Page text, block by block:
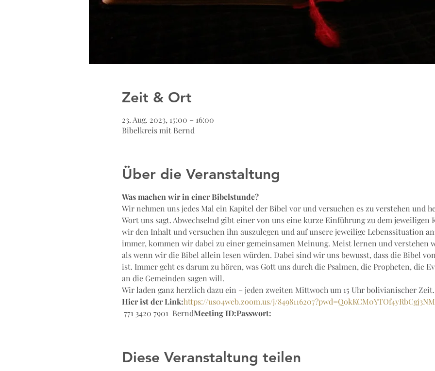
Zeit & Ort
23. Aug. 2023, 15:00 – 16:00
Bibelkreis mit Bernd
Über die Veranstaltung
Was machen wir in einer Bibelstunde?
Wir nehmen uns jedes Mal ein Kapitel der Bibel vor und versuchen es zu verstehen und
Wort uns sagt. Abwechselnd gibt einer von uns eine kurze Einführung zu dem jeweiligen
wir den Inhalt und versuchen ihn auszulegen und auf unsere jeweilige Lebenssituation
immer, kommen wir dabei zu einer gemeinsamen Meinung. Meist lernen und verstehen
als wenn wir die Bibel allein lesen würden. Dabei sind wir uns bewusst, dass die Bibel
ist. Immer geht es darum zu hören, was Gott uns durch die Psalmen, die Propheten, die
an die Gemeinden sagen will.
Wir laden ganz herzlich dazu ein – jeden zweiten Mittwoch um 15 Uhr bolivianischer Zeit.
Hier ist der Link:https://us04web.zoom.us/j/
771 3420 7901 BerndMeeting ID:Passwort:
Diese Veranstaltung teilen